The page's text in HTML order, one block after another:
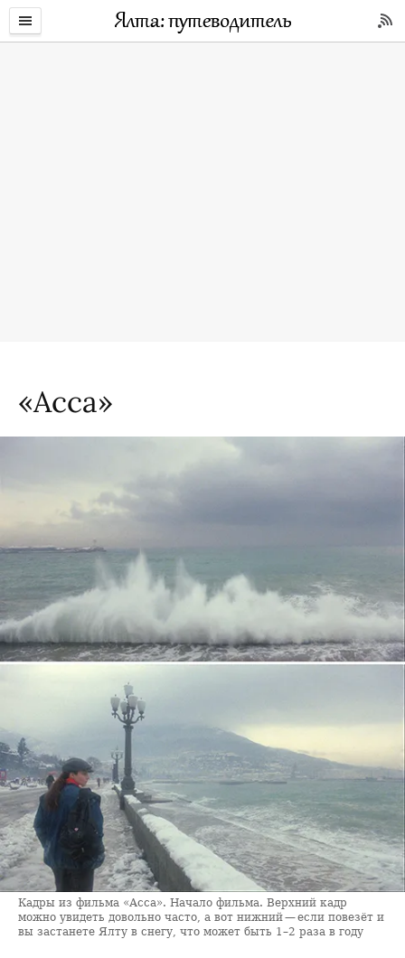
«Асса»
Кадры из фильма «Асса». Начало фильма. Верхний кадр
можно увидеть довольно часто, а вот нижний — если повезёт и
вы застанете Ялту в снегу, что может быть 1–2 раза в году